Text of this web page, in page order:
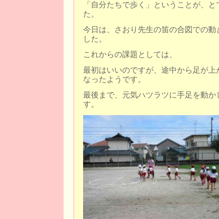
「自分たちで歩く」ということが、
た。
今日は、さおり先生の笛の合図での
した。
これからの課題としては、
最初はいいのですが、途中から足が
なったようです。
最後まで、元気ハツラツに手足を動
す。